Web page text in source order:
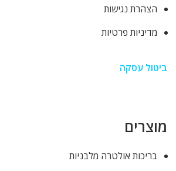
הצהרת נגישות
מדיניות פרטיות
ביטול עסקה
מוצרים
בריכות אולטרה מלבניות